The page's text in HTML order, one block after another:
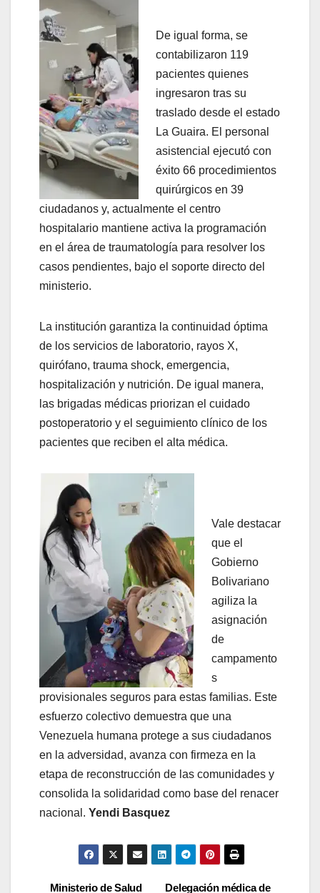
De igual forma, se
contabilizaron 119
pacientes quienes
ingresaron tras su
traslado desde el estado
La Guaira. El personal
asistencial ejecutó con
éxito 66 procedimientos
quirúrgicos en 39
ciudadanos y, actualmente el centro
hospitalario mantiene activa la programación
en el área de traumatología para resolver los
casos pendientes, bajo el soporte directo del
ministerio.
La institución garantiza la continuidad óptima
de los servicios de laboratorio, rayos X,
quirófano, trauma shock, emergencia,
hospitalización y nutrición. De igual manera,
las brigadas médicas priorizan el cuidado
postoperatorio y el seguimiento clínico de los
pacientes que reciben el alta médica.
Vale destacar
que el
Gobierno
Bolivariano
agiliza la
asignación
de
campamento
s
provisionales seguros para estas familias. Este
esfuerzo colectivo demuestra que una
Venezuela humana protege a sus ciudadanos
en la adversidad, avanza con firmeza en la
etapa de reconstrucción de las comunidades y
consolida la solidaridad como base del renacer
nacional. Yendi Basquez
Delegación médica de
Ministerio de Salud